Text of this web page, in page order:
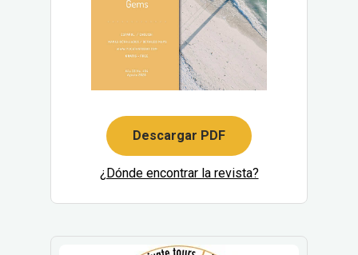
Descargar PDF
¿Dónde encontrar la revista?